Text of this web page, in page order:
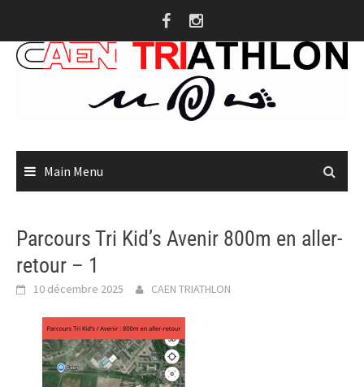
content
Main Menu
Parcours Tri Kid’s Avenir 800m en aller-
retour – 1
10 décembre 2025 CAEN TRIATHLON